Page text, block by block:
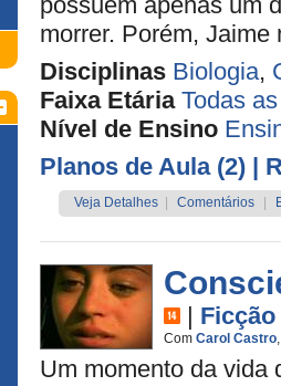
morrer. Porém,
Disciplinas Biologia,
Faixa Etária Todas
Nível de Ensino
Planos de Aula (2) |
Veja Detalhes Comentários
| Ficção
Com Carol Castro
Um momento da vida